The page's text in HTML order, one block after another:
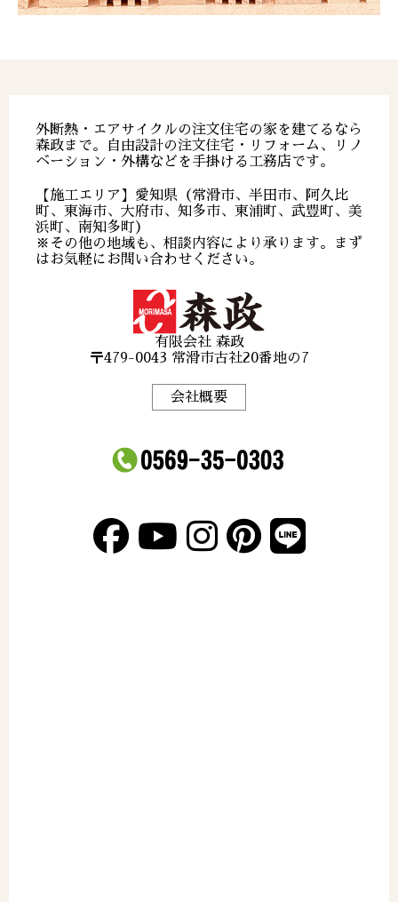
外断熱・エアサイクルの注文住宅の家を建てるなら
森政まで。自由設計の注文住宅・リフォーム、リノ
ベーション・外構などを手掛ける工務店です。
【施工エリア】愛知県（常滑市、半田市、阿久比
町、東海市、大府市、知多市、東浦町、武豊町、美
浜町、南知多町）
※その他の地域も、相談内容により承ります。まず
はお気軽にお問い合わせください。
有限会社 森政
〒479-0043 常滑市古社20番地の7
会社概要